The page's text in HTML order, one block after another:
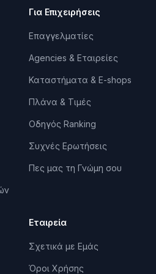
developers, WordPress
στην Αθήνα που προσφέρουν
priority response. Σύγκρινε
και τιμές — χωρίς
ακόμα κι αν η ιστοσελίδα
άλλο. Περίγραψε τι
και τι θέλεις να
στην Αθήνα
με βάση τη
προφίλ και τις
partnely.
Για Επιχειρήσεις
Επαγγελματίες
Agencies & Εταιρείες
Καταστήματα & E-shops
Πλάνα & Τιμές
Οδηγός Ranking
Συχνές Ερωτήσεις
Πες μας τη Γνώμη σου
Εταιρεία
Σχετικά με Εμάς
Όροι Χρήσης